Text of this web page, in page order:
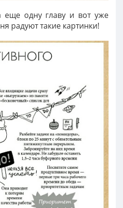
еще одну главу и вот уже
радуют такие картинки!